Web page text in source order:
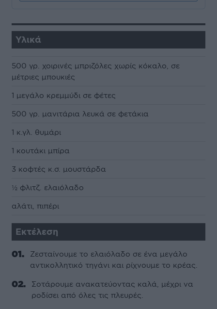
Υλικά
500 γρ. χοιρινές μπριζόλες χωρίς κόκαλο, σε
μέτριες μπουκιές
1 μεγάλο κρεμμύδι σε φέτες
500 γρ. μανιτάρια λευκά σε φετάκια
1 κ.γλ. θυμάρι
1 κουτάκι μπίρα
3 κοφτές κ.σ. μουστάρδα
½ φλιτζ. ελαιόλαδο
αλάτι, πιπέρι
Εκτέλεση
Ζεσταίνουμε το ελαιόλαδο σε ένα μεγάλο
αντικολλητικό τηγάνι και ρίχνουμε το κρέας.
Σοτάρουμε ανακατεύοντας καλά, μέχρι να
ροδίσει από όλες τις πλευρές.